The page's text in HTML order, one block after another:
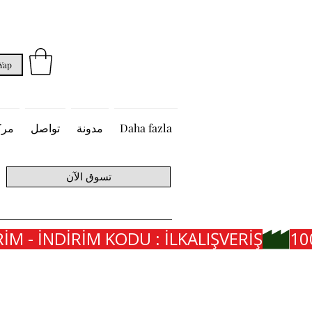
تواصل مدونة Daha fazla
تسوق الآن
- İNDİRİM KODU : İLKALIŞVERİŞ